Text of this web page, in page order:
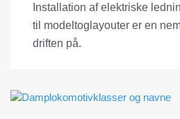
Installation af elektriske
til modeltoglayouter er en
driften på.